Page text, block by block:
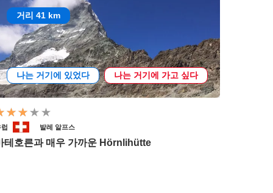
거리 41 km
나는 거기에 있었다 나는 거기에 가고 싶다
발레 알프스
테호른과 매우 가까운 Hörnlihütte